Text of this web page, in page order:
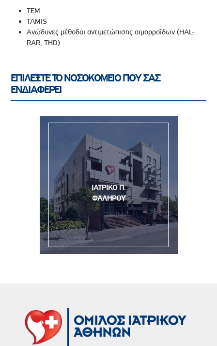
ΤΕΜ
TAMIS
Ανώδυνες μέθοδοι αντιμετώπισης αιμορροΐδων (HAL-
RAR, THD)
ΕΠΙΛΕΞΤΕ ΤΟ ΝΟΣΟΚΟΜΕΙΟ ΠΟΥ ΣΑΣ
ΕΝΔΙΑΦΕΡΕΙ
ΙΑΤΡΙΚΟ Π.
ΦΑΛΗΡΟΥ